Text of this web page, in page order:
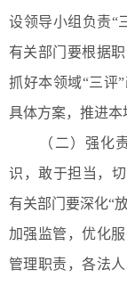
设领导小组负责“
有关部门要根据
抓好本领域“三评
具体方案，推进本
（二）强化责
识，敢于担当，
有关部门要深化“
加强监管，优化
管理职责，各法